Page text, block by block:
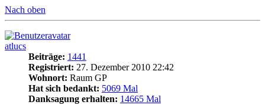
Nach oben
atlucs
Beiträge: 1441
Registriert: 27. Dezember 2010 22:42
Wohnort: Raum GP
Hat sich bedankt: 5069 Mal
Danksagung erhalten: 14665 Mal